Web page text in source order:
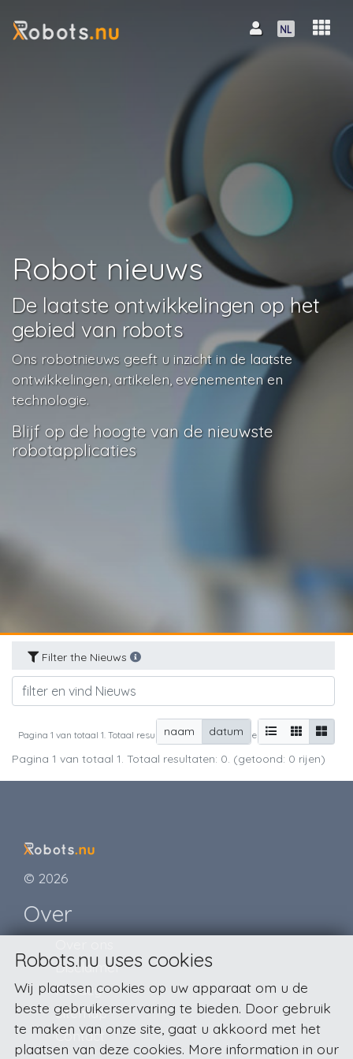
Robot nieuws
De laatste ontwikkelingen op het
gebied van robots
Ons robotnieuws geeft u inzicht in de laatste
ontwikkelingen, artikelen, evenementen en
technologie.
Blijf op de hoogte van de nieuwste
robotapplicaties
Filter the Nieuws
naam datum
Pagina 1 van totaal 1. Totaal resultaten: 0. (getoond: 0 rijen)
Pagina 1 van totaal 1. Totaal resultaten: 0. (getoond: 0 rijen)
© 2026
Over
Disclaimer
Privacy
Sitemap
Contact
Robots.nu uses cookies
Wij plaatsen cookies op uw apparaat om u de
beste gebruikerservaring te bieden. Door gebruik
te maken van onze site, gaat u akkoord met het
plaatsen van deze cookies. More information in our